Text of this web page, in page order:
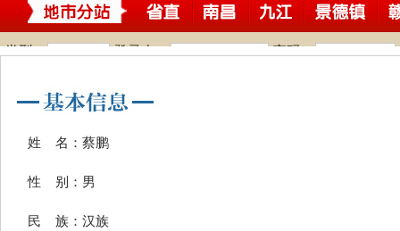
姓 名：蔡鹏
性 别：男
民 族：汉族